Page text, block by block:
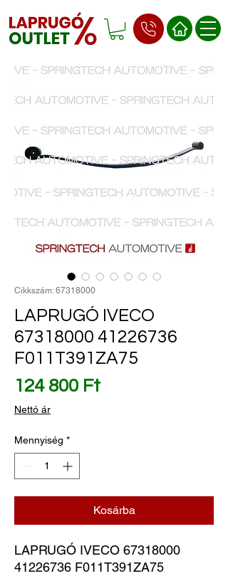
Cikkszám: 67318000
LAPRUGÓ IVECO
67318000 41226736
F011T391ZA75
124 800 FtÁr
Nettó ár
Mennyiség *
Kosárba
LAPRUGÓ IVECO 67318000
41226736 F011T391ZA75